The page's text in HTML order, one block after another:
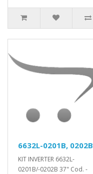
6632L-0201B, 0202B
KIT INVERTER 6632L-
0201B/-0202B 37" Cod. -